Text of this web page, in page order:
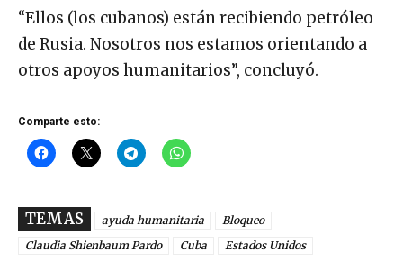
“Ellos (los cubanos) están recibiendo petróleo
de Rusia. Nosotros nos estamos orientando a
otros apoyos humanitarios”, concluyó.
Comparte esto:
TEMAS ayuda humanitaria
Bloqueo
Claudia Shienbaum Pardo
Cuba
Estados Unidos